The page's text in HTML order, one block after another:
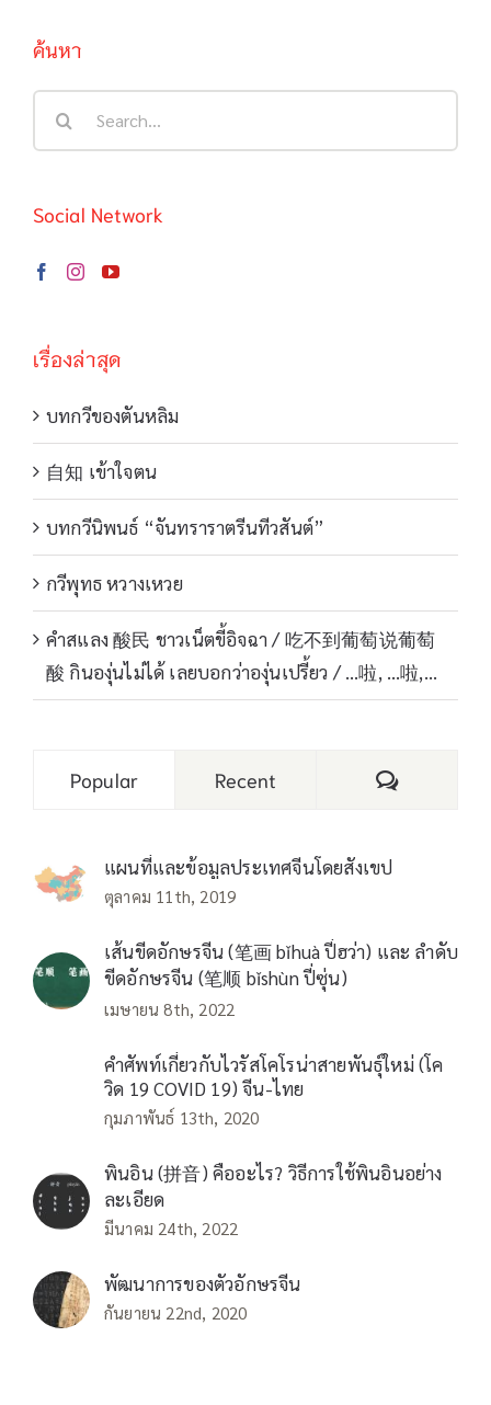
ค้นหา
Social Network
เรื่องล่าสุด
บทกวีของตันหลิม
自知 เข้าใจตน
บทกวีนิพนธ์ “จันทราราตรีนทีวสันต์”
กวีพุทธ หวางเหวย
คำสแลง 酸民 ชาวเน็ตขี้อิจฉา / 吃不到葡萄说葡萄
酸 กินองุ่นไม่ได้ เลยบอกว่าองุ่นเปรี้ยว / …啦, …啦,…
Popular Recent Comments
แผนที่และข้อมูลประเทศจีนโดยสังเขป
ตุลาคม 11th, 2019
เส้นขีดอักษรจีน (笔画 bǐhuà ปี่ฮว่า) และ ลำดับ
ขีดอักษรจีน (笔顺 bǐshùn ปี่ซุ่น)
เมษายน 8th, 2022
คำศัพท์เกี่ยวกับไวรัสโคโรน่าสายพันธุ์ใหม่ (โค
วิด 19 COVID 19) จีน-ไทย
กุมภาพันธ์ 13th, 2020
พินอิน (拼音) คืออะไร? วิธีการใช้พินอินอย่าง
ละเอียด
มีนาคม 24th, 2022
พัฒนาการของตัวอักษรจีน
กันยายน 22nd, 2020